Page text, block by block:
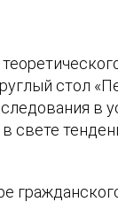
стол
в
свете